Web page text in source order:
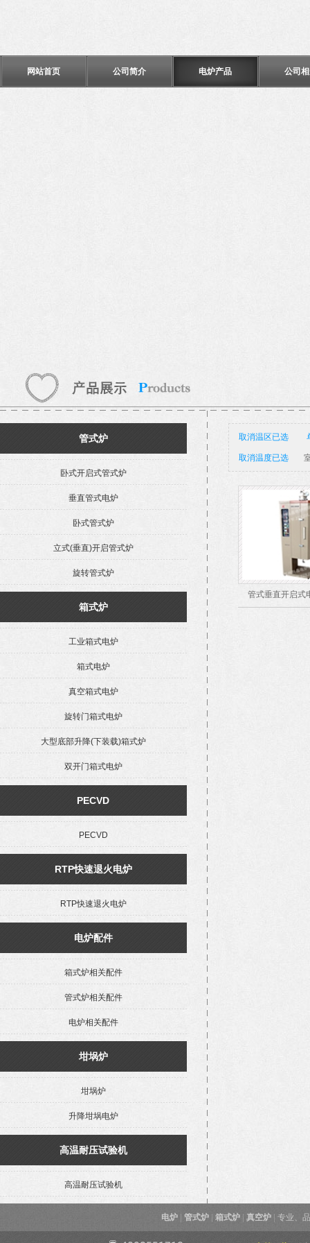
网站首页 公司简介 电炉产品 公司
管式炉
卧式开启式管式炉
垂直管式电炉
卧式管式炉
立式(垂直)开启管式炉
旋转管式炉
箱式炉
工业箱式电炉
箱式电炉
真空箱式电炉
旋转门箱式电炉
大型底部升降(下装载)箱式炉
双开门箱式电炉
PECVD
PECVD
RTP快速退火电炉
RTP快速退火电炉
电炉配件
箱式炉相关配件
管式炉相关配件
电炉相关配件
坩埚炉
坩埚炉
升降坩埚电炉
高温耐压试验机
高温耐压试验机
取消温区已选
取消温度已选
管式垂直开启式
电炉 管式炉 箱式炉 真空炉 专业、